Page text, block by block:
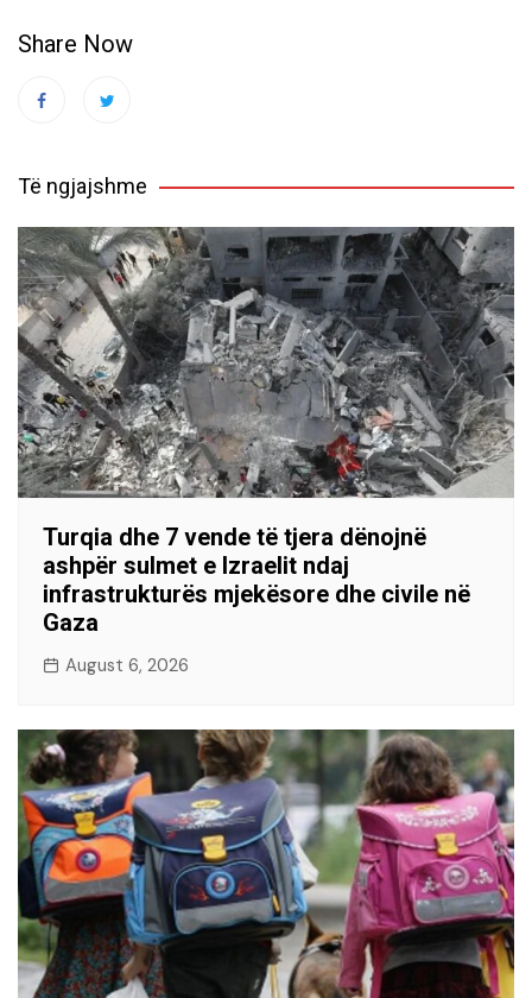
Share Now
Të ngjajshme
Turqia dhe 7 vende të tjera dënojnë
ashpër sulmet e Izraelit ndaj
infrastrukturës mjekësore dhe civile në
Gaza
August 6, 2026